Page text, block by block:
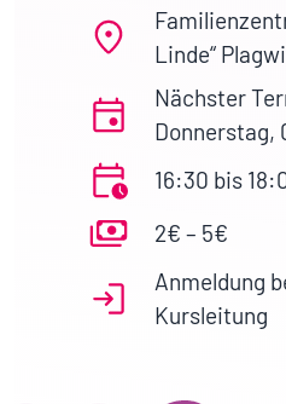
Linde“
Nächster
Donnerstag,
16:30 bis
2€ – 5€
Anmeldung
Kursleitung